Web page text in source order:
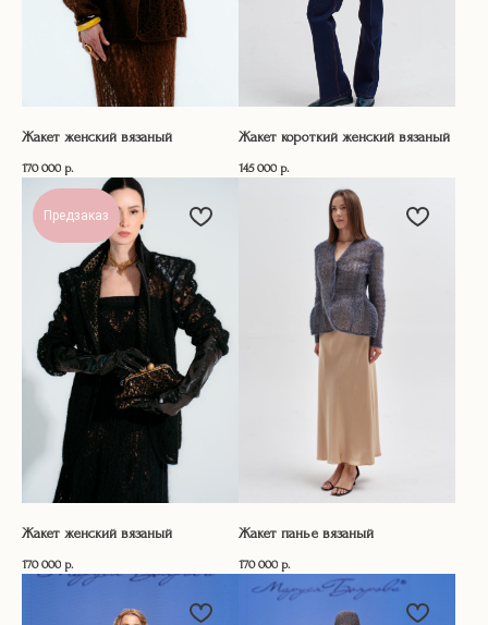
Жакет женский вязаный
170 000 р.
Жакет короткий женский вязаный
145 000 р.
Предзаказ
Жакет женский вязаный
170 000 р.
Жакет панье вязаный
170 000 р.